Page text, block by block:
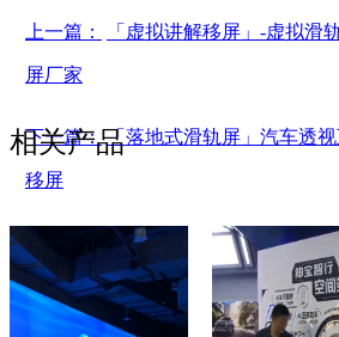
上一篇： 「虚拟讲解移屏」-虚拟滑
屏厂家
下一篇： 「落地式滑轨屏」汽车透
移屏
相关产品